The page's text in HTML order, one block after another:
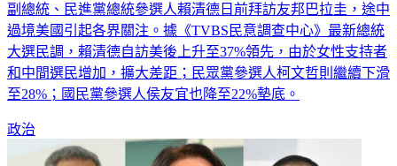
副總統、民進黨總統參選人賴清德日前拜訪友邦巴拉圭，途中
過境美國引起各界關注。據《TVBS民意調查中心》最新總統
大選民調，賴清德自訪美後上升至37%領先，由於女性支持者
和中間選民增加，擴大差距；民眾黨參選人柯文哲則繼續下滑
至28%；國民黨參選人侯友宜也降至22%墊底。
政治